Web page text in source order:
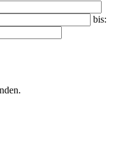
bis: